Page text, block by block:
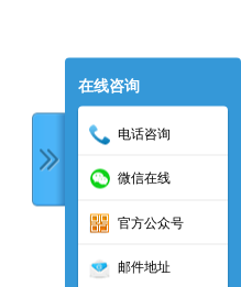
在线咨询
电话咨询
微信在线
官方公众号
邮件地址